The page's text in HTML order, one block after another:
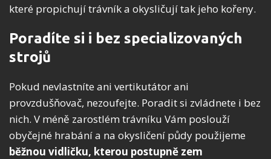
které propichují trávník a okysličují tak jeho kořeny.
Poradíte si i bez specializovaných
strojů
Pokud nevlastníte ani vertikutátor ani
provzdušňovač, nezoufejte. Poradit si zvládnete i bez
nich. V méně zarostlém trávníku Vám poslouží
obyčejné hrabání a na okysličení půdy použijeme
běžnou vidličku, kterou postupně zem